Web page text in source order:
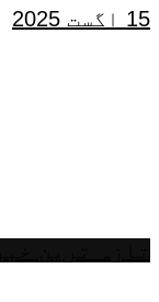
15 اگست 2025